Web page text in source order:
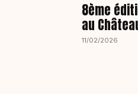
8ème
au
11/02/2026